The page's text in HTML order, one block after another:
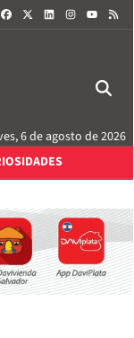
FACEBOOKLINKEDININSTAGRAM
6 de agosto de 2026